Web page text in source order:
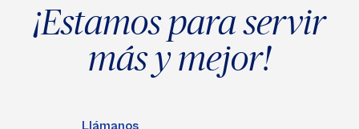
¡Estamos para servir
más y mejor!
Llámanos